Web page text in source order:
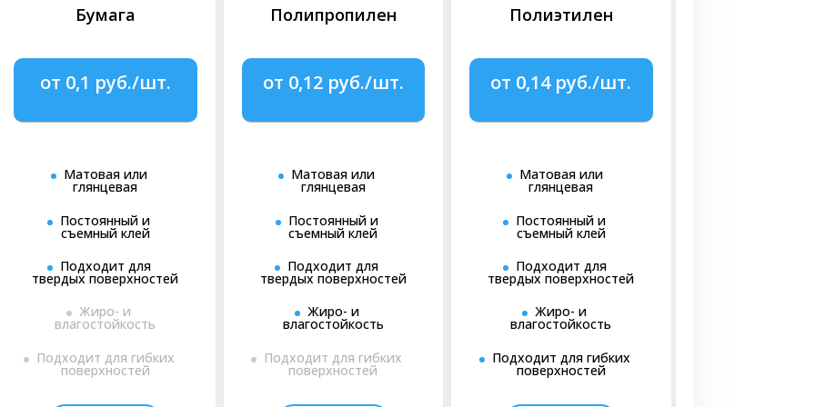
Перед заказом в типографии нужно узнать у сотрудников максимальный размер печатного поля.
Почему листовая цифровая печать удобна для
самоклеящихся этикеток
разные виды послепечатной обработки.
с ламинацией или лакированием — в результате получаются эффектные глянцевые или матовые
этикетки;
с холодным или горячим тиснением фольгой, формирующим интересную блестящую поверхность.
Для изделий, напечатанных на пленке из винила, применяют плоттерную резку. С плоттером возможно
(вырезаются мельчайшие элементы картинок). Также, на заказ выполняется резка наклеек поштучно.
Все варианты постпресса должны учитываться еще на этапе создания дизайн-макета будущих цифровых
Бумага
от 0,1 руб./шт.
Матовая или
глянцевая
Постоянный и
съемный клей
Подходит для
твердых поверхностей
Жиро- и
влагостойкость
Подходит для гибких
поверхностей
Полипропилен
от 0,12 руб./шт.
Матовая или
глянцевая
Постоянный и
съемный клей
Подходит для
твердых поверхностей
Жиро- и
влагостойкость
Подходит для гибких
поверхностей
Полиэтилен
от 0,14 руб./шт.
Матовая или
глянцевая
Постоянный и
съемный клей
Подходит для
твердых поверхностей
Жиро- и
влагостойкость
Подходит для гибких
поверхностей